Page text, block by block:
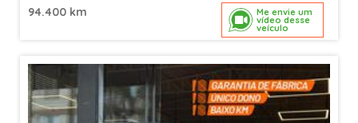
Me envie um
vídeo desse
veículo
94.400 km